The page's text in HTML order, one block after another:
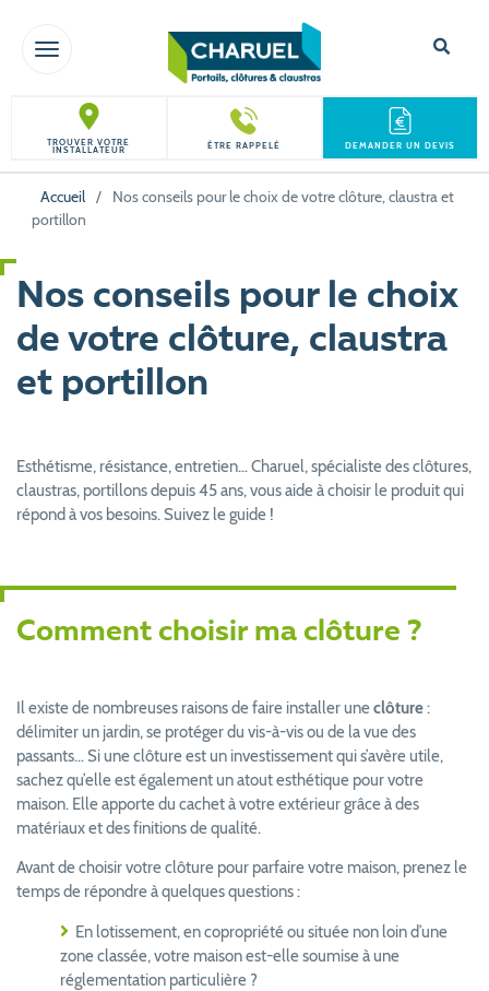
TOGGLE NAVIGATION
TROUVER VOTRE
INSTALLATEUR ÊTRE RAPPELÉ DEMANDER UN DEVIS
Accueil /
Nos conseils pour le choix de votre clôture, claustra et
portillon
Nos conseils pour le choix
de votre clôture, claustra
et portillon
Esthétisme, résistance, entretien… Charuel, spécialiste des clôtures,
claustras, portillons depuis 45 ans, vous aide à choisir le produit qui
répond à vos besoins. Suivez le guide !
Comment choisir ma clôture ?
Il existe de nombreuses raisons de faire installer uneclôture:
délimiter un jardin, se protéger du vis-à-vis ou de la vue des
passants… Si une clôture est un investissement qui s’avère utile,
sachez qu’elle est également un atout esthétique pour votre
maison. Elle apporte du cachet à votre extérieur grâce à des
matériaux et des finitions de qualité.
Avant de choisir votre clôture pour parfaire votre maison, prenez le
temps de répondre à quelques questions :
En lotissement, en copropriété ou située non loin d’une
zone classée, votre maison est-elle soumise à une
réglementation particulière ?